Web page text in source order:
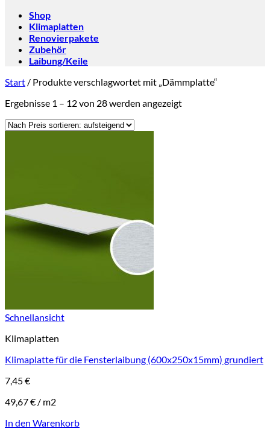
Shop
Klimaplatten
Renovierpakete
Zubehör
Laibung/Keile
Start / Produkte verschlagwortet mit „Dämmplatte“
Ergebnisse 1 – 12 von 28 werden angezeigtNach
Schnellansicht
Klimaplatten
Klimaplatte für die Fensterlaibung (600x250x15mm) grundiert
7,45€
49,67€ / m2
In den Warenkorb